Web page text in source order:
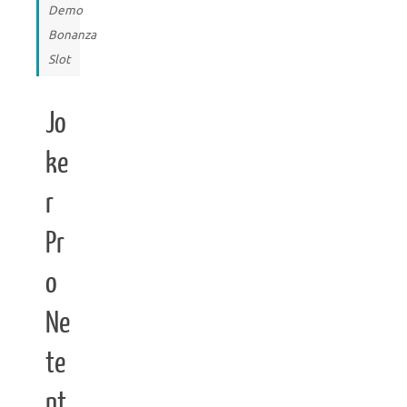
Demo
Bonanza
Slot
Jo
ke
r
Pr
o
Ne
te